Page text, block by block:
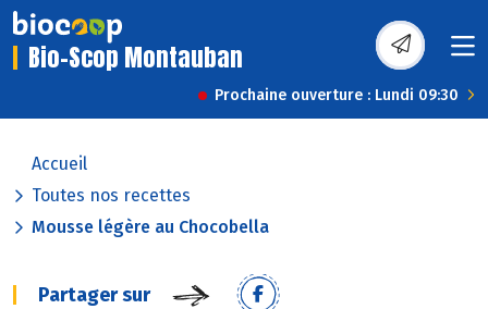
Bio-Scop Montauban
Prochaine ouverture : Lundi 09:30
Accueil
Toutes nos recettes
Mousse légère au Chocobella
Partager sur